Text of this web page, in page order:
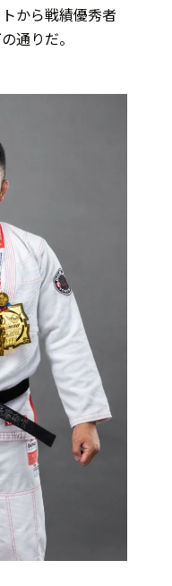
から戦績優秀者
通りだ。